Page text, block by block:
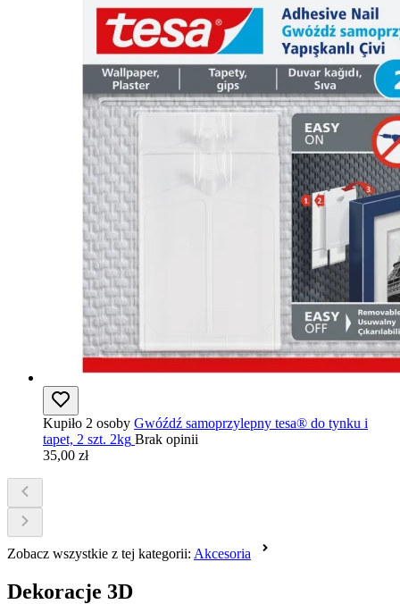
Kupiło 2 osoby Gwóźdź samoprzylepny tesa® do tynku i
tapet, 2 szt. 2kg Brak opinii
35,00 zł
Zobacz wszystkie z tej kategorii: Akcesoria
Dekoracje 3D